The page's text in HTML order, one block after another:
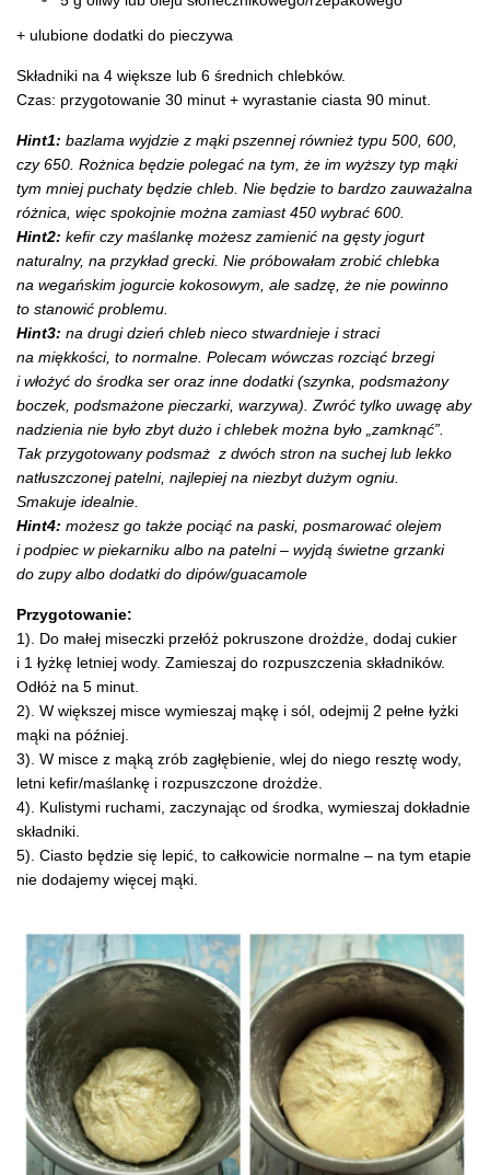
+ ulubione dodatki do pieczywa
Składniki na 4 większe lub 6 średnich chlebków.
Czas: przygotowanie 30 minut + wyrastanie ciasta 90 minut.
Hint1: bazlama wyjdzie z mąki pszennej również typu 500, 600,
czy 650. Rożnica będzie polegać na tym, że im wyższy typ mąki
tym mniej puchaty będzie chleb. Nie będzie to bardzo zauważalna
różnica, więc spokojnie można zamiast 450 wybrać 600.
Hint2: kefir czy maślankę możesz zamienić na gęsty jogurt
naturalny, na przykład grecki. Nie próbowałam zrobić chlebka
na wegańskim jogurcie kokosowym, ale sadzę, że nie powinno
to stanowić problemu.
Hint3: na drugi dzień chleb nieco stwardnieje i straci
na miękkości, to normalne. Polecam wówczas rozciąć brzegi
i włożyć do środka ser oraz inne dodatki (szynka, podsmażony
boczek, podsmażone pieczarki, warzywa). Zwróć tylko uwagę aby
nadzienia nie było zbyt dużo i chlebek można było „zamknąć”.
Tak przygotowany podsmaż z dwóch stron na suchej lub lekko
natłuszczonej patelni, najlepiej na niezbyt dużym ogniu.
Smakuje idealnie.
Hint4: możesz go także pociąć na paski, posmarować olejem
i podpiec w piekarniku albo na patelni – wyjdą świetne grzanki
do zupy albo dodatki do dipów/guacamole
Przygotowanie:
1). Do małej miseczki przełóż pokruszone drożdże, dodaj cukier
i 1 łyżkę letniej wody. Zamieszaj do rozpuszczenia składników.
Odłóż na 5 minut.
2). W większej misce wymieszaj mąkę i sól, odejmij 2 pełne łyżki
mąki na później.
3). W misce z mąką zrób zagłębienie, wlej do niego resztę wody,
letni kefir/maślankę i rozpuszczone drożdże.
4). Kulistymi ruchami, zaczynając od środka, wymieszaj dokładnie
składniki.
5). Ciasto będzie się lepić, to całkowicie normalne – na tym etapie
nie dodajemy więcej mąki.